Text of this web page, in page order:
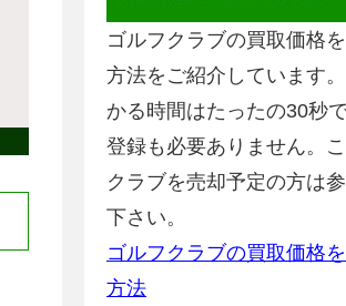
ゴルフクラブの買取価格
方法をご紹介しています
かる時間はたったの30秒
登録も必要ありません。
クラブを売却予定の方は
下さい。
ゴルフクラブの買取価格
方法